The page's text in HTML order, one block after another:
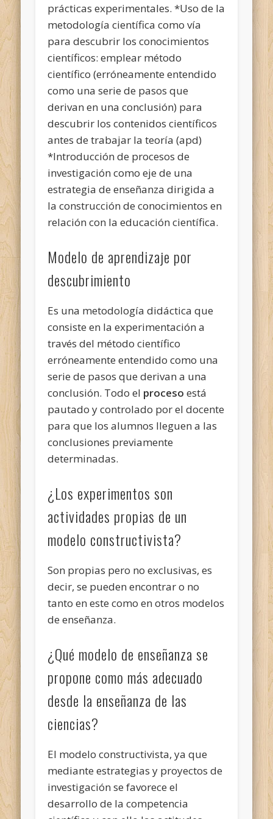
prácticas experimentales. *Uso de la
metodología científica como vía
para descubrir los conocimientos
científicos: emplear método
científico (erróneamente entendido
como una serie de pasos que
derivan en una conclusión) para
descubrir los contenidos científicos
antes de trabajar la teoría (apd)
*Introducción de procesos de
investigación como eje de una
estrategia de enseñanza dirigida a
la construcción de conocimientos en
relación con la educación científica.
Modelo de aprendizaje por
descubrimiento
Es una metodología didáctica que
consiste en la experimentación a
través del método científico
erróneamente entendido como una
serie de pasos que derivan a una
conclusión. Todo el proceso está
pautado y controlado por el docente
para que los alumnos lleguen a las
conclusiones previamente
determinadas.
¿Los experimentos son
actividades propias de un
modelo constructivista?
Son propias pero no exclusivas, es
decir, se pueden encontrar o no
tanto en este como en otros modelos
de enseñanza.
¿Qué modelo de enseñanza se
propone como más adecuado
desde la enseñanza de las
ciencias?
El modelo constructivista, ya que
mediante estrategias y proyectos de
investigación se favorece el
desarrollo de la competencia